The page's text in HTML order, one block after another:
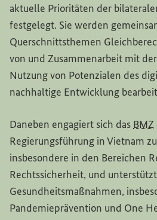
aktuelle Prioritäten der
festgelegt. Sie werden
Querschnittsthemen
von und Zusammenarbeit mit
Nutzung von Potenzialen des
nachhaltige Entwicklung
Daneben engagiert sich das BMZ
Regierungsführung in Vietnam
insbesondere in den Bereichen
Rechtssicherheit, und unterstützt
Gesundheitsmaßnahmen,
Pandemieprävention und One